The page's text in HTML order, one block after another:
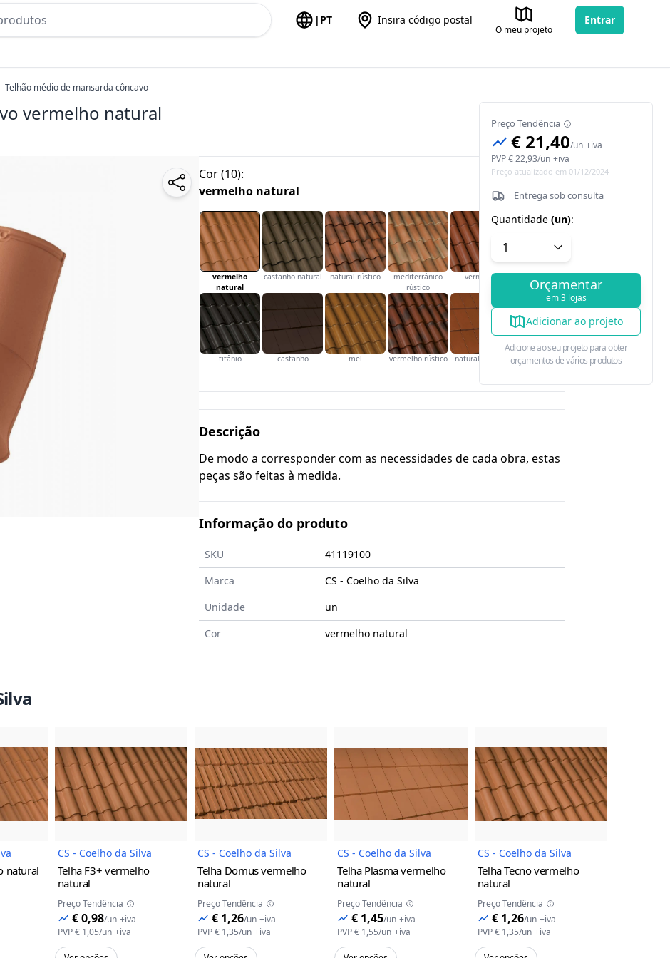
no header
| PT Insira código postal
O meu projeto
Entrar
Telhão médio de mansarda côncavo
vermelho natural
Cor(10):
vermelho natural
vermelho
natural
castanho natural natural rústico
mediterrânico
rústico
vermelho
titânio castanho mel vermelho rústico natural vidrado
Descrição
De modo a corresponder com as necessidades de cada obra, estas
peças são feitas à medida.
Informação do produto
SKU
41119100
Marca
CS - Coelho da Silva
Unidade
un
Cor
vermelho natural
Preço Tendência
€ 21,40/un +iva
PVP€ 22,93/un +iva
Preço atualizado em 01/12/2024
Entrega sob consulta
Quantidade (un):
Orçamentar
em 3 lojas
Adicionar ao projeto
Adicione ao seu projeto para obter
orçamentos de vários produtos
do Produto
natural
Imagem do Produto
CS - Coelho da Silva
Telha F3+ vermelho
natural
Preço Tendência
€ 0,98/un +iva
PVP€ 1,05/un +iva
Imagem do Produto
CS - Coelho da Silva
Telha Domusvermelho
natural
Preço Tendência
€ 1,26/un +iva
PVP€ 1,35/un +iva
Imagem do Produto
CS - Coelho da Silva
Telha Plasmavermelho
natural
Preço Tendência
€ 1,45/un +iva
PVP€ 1,55/un +iva
Imagem do Produto
CS - Coelho da Silva
Telha Tecnovermelho
natural
Preço Tendência
€ 1,26/un +iva
PVP€ 1,35/un +iva